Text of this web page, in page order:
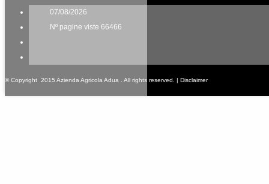
07/08/2026
Nº pagine viste 66466
© Copyright 2015 Azienda Agricola Adua . All rights reserved. | Disclaimer